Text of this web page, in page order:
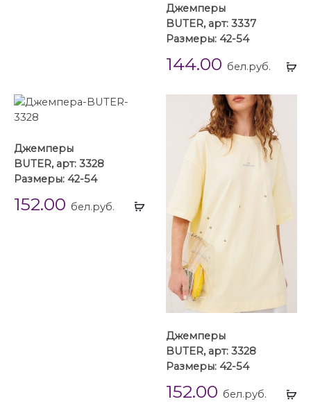
Джемперы
BUTER, арт: 3337
Размеры: 42-54
144.00 бел.руб.
Выбрать
Джемперы
BUTER, арт: 3328
Размеры: 42-54
152.00 бел.руб.
Джемперы
BUTER, арт: 3328
Размеры: 42-54
152.00 бел.руб.